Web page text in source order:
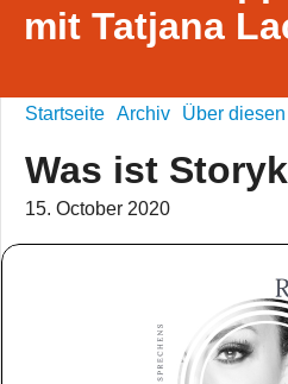
mit Tatjana
Startseite Archiv Über
Was ist
15. October 2020